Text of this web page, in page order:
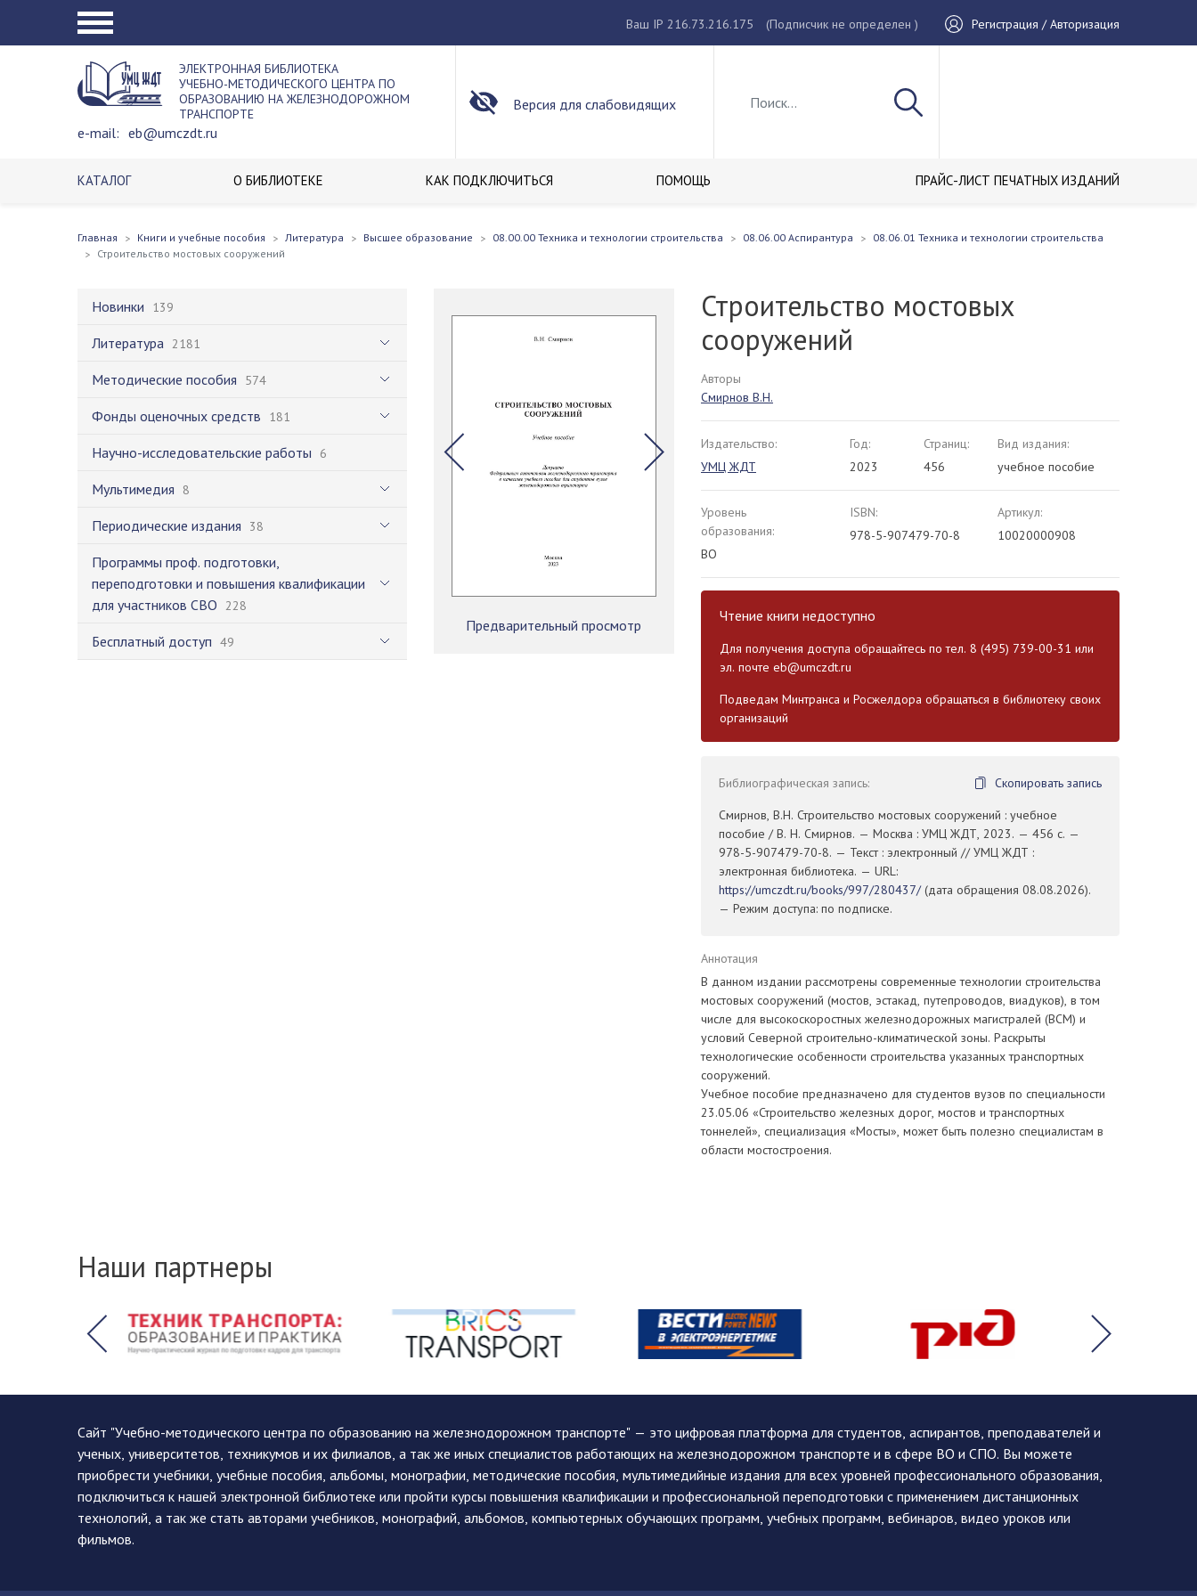
Ваш IP 216.73.216.175 (Подписчик не определен ) Регистрация / Авторизация
ЭЛЕКТРОННАЯ БИБЛИОТЕКА
УЧЕБНО-МЕТОДИЧЕСКОГО ЦЕНТРА ПО
ОБРАЗОВАНИЮ НА ЖЕЛЕЗНОДОРОЖНОМ
ТРАНСПОРТЕ
e-mail: eb@umczdt.ru
Версия для слабовидящих
КАТАЛОГ О БИБЛИОТЕКЕ КАК ПОДКЛЮЧИТЬСЯ ПОМОЩЬ ПРАЙС-ЛИСТ ПЕЧАТНЫХ ИЗДАНИЙ
Главная Книги и учебные пособия Литература Высшее образование 08.00.00 Техника и технологии строительства 08.06.00 Аспирантура
08.06.01 Техника и технологии строительства
Строительство мостовых сооружений
Новинки 139
Литература 2181
Методические пособия 574
Фонды оценочных средств 181
Научно-исследовательские работы 6
Мультимедия 8
Периодические издания 38
Программы проф. подготовки,
переподготовки и повышения квалификации
для участников СВО 228
Бесплатный доступ 49
Предварительный просмотр
Строительство мостовых
сооружений
Авторы
Смирнов В.Н.
Издательство:
УМЦ ЖДТ
Год:
2023
Страниц:
456
Вид издания:
учебное пособие
Уровень
образования:
ВО
ISBN:
978-5-907479-70-8
Артикул:
10020000908
Чтение книги недоступно
Для получения доступа обращайтесь по тел. 8 (495) 739-00-31 или
эл. почте eb@umczdt.ru
Подведам Минтранса и Росжелдора обращаться в библиотеку своих
организаций
Библиографическая запись:
Скопировать запись
Смирнов, В.Н. Строительство мостовых сооружений : учебное
пособие / В. Н. Смирнов. — Москва : УМЦ ЖДТ, 2023. — 456 с. —
978-5-907479-70-8. — Текст : электронный // УМЦ ЖДТ :
электронная библиотека. — URL:
https://umczdt.ru/books/997/280437/(дата обращения 08.08.2026).
— Режим доступа: по подписке.
Аннотация
В данном издании рассмотрены современные технологии строительства
мостовых сооружений (мостов, эстакад, путепроводов, виадуков), в том
числе для высокоскоростных железнодорожных магистралей (ВСМ) и
условий Северной строительно-климатической зоны. Раскрыты
технологические особенности строительства указанных транспортных
сооружений.
Учебное пособие предназначено для студентов вузов по специальности
23.05.06 «Строительство железных дорог, мостов и транспортных
тоннелей», специализация «Мосты», может быть полезно специалистам в
области мостостроения.
Наши партнеры
Сайт "Учебно-методического центра по образованию на железнодорожном транспорте" — это цифровая платформа для студентов, аспирантов, преподавателей и
ученых, университетов, техникумов и их филиалов, а так же иных специалистов работающих на железнодорожном транспорте и в сфере ВО и СПО. Вы можете
приобрести учебники, учебные пособия, альбомы, монографии, методические пособия, мультимедийные издания для всех уровней профессионального образования,
подключиться к нашей электронной библиотеке или пройти курсы повышения квалификации и профессиональной переподготовки с применением дистанционных
технологий, а так же стать авторами учебников, монографий, альбомов, компьютерных обучающих программ, учебных программ, вебинаров, видео уроков или
фильмов.